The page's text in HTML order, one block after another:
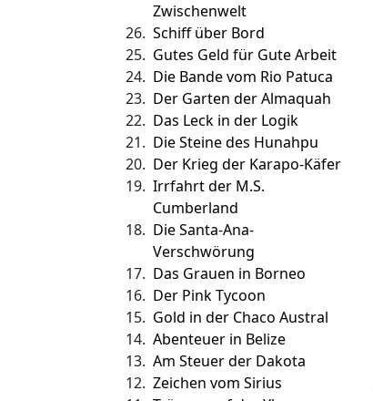
Zwischenwelt
26. Schiff über Bord
25. Gutes Geld für Gute Arbeit
24. Die Bande vom Rio Patuca
23. Der Garten der Almaquah
22. Das Leck in der Logik
21. Die Steine des Hunahpu
20. Der Krieg der Karapo-Käfer
19. Irrfahrt der M.S.
Cumberland
18. Die Santa-Ana-
Verschwörung
17. Das Grauen in Borneo
16. Der Pink Tycoon
15. Gold in der Chaco Austral
14. Abenteuer in Belize
13. Am Steuer der Dakota
12. Zeichen vom Sirius